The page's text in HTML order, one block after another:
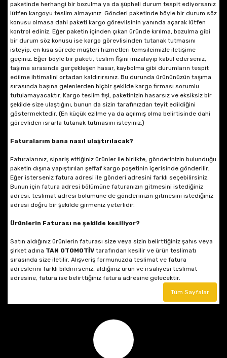
paketinde herhangi bir bozulma ya da şüpheli durum tespit ediyorsanız
lütfen kargoyu teslim almayınız. Gönderi paketinde böyle bir durum söz
konusu olmasa dahi paketi kargo görevlisinin yanında açarak lütfen
kontrol ediniz. Eğer paketin içinden çıkan üründe kırılma, bozulma gibi
bir durum söz konusu ise kargo görevlisinden tutanak tutmasını
isteyip, en kısa sürede müşteri hizmetleri temsilcimizle iletişime
geçiniz. Eğer böyle bir paketi, teslim fişini imzalayıp kabul ederseniz,
taşıma sırasında gerçekleşen hasar, kaybolma gibi durumların tespit
edilme ihtimalini ortadan kaldırırsınız. Bu durunda ürününüzün taşıma
sırasında başına gelenlerden hiçbir şekilde kargo firması sorumlu
tutulamayacaktır. Kargo teslim fişi, paketinizin hasarsız ve eksiksiz bir
şekilde size ulaştığını, bunun da sizin tarafınızdan teyit edildiğini
göstermektedir. (En küçük ezilme ya da açılmış olma belirtisinde dahi
görevliden ısrarla tutanak tutmasını isteyiniz.)
Faturalarım bana nasıl ulaştırılacak?
Faturalarınız, sipariş ettiğiniz ürünler ile birlikte, gönderinizin bulunduğu
paketin dışına yapıştırılan şeffaf kargo poşetinin içerisinde gönderilir.
Eğer isterseniz fatura adresi ile gönderi adresini farklı seçebilirsiniz.
Bunun için fatura adresi bölümüne faturanızın gitmesini istediğiniz
adresi, teslimat adresi bölümüne de gönderinizin gitmesini istediğiniz
adresi doğru bir şekilde girmeniz yeterlidir.
Ürünlerin Faturası ne şekilde kesiliyor?
Satın aldığınız ürünlerin faturası size veya sizin belirttiğiniz şahıs veya
şirket adına TAN OTOMOTİV tarafından kesilir ve ürün teslimatı
sırasında size iletilir. Alışveriş formunuzda teslimat ve fatura
adreslerini farklı bildirirseniz, aldığınız ürün ve irsaliyesi teslimat
adresine, fatura ise belirttiğiniz fatura adresine gelecektir.
Tüm Sayfalar